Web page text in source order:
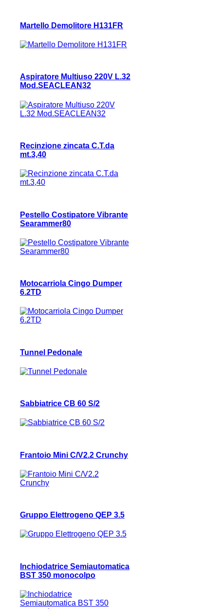
Martello Demolitore H131FR
Aspiratore Multiuso 220V L.32
Mod.SEACLEAN32
Recinzione zincata C.T.da
mt.3,40
Pestello Costipatore Vibrante
Searammer80
Motocarriola Cingo Dumper
6.2TD
Tunnel Pedonale
Sabbiatrice CB 60 S/2
Frantoio Mini C/V2.2 Crunchy
Gruppo Elettrogeno QEP 3.5
Inchiodatrice Semiautomatica
BST 350 monocolpo